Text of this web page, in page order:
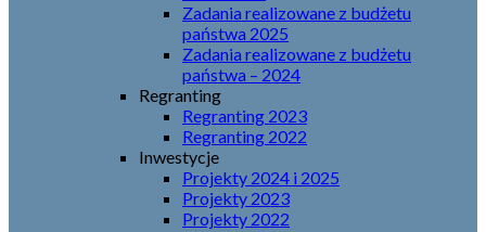
Zadania realizowane z budżetu
państwa 2025
Zadania realizowane z budżetu
państwa – 2024
Regranting
Regranting 2023
Regranting 2022
Inwestycje
Projekty 2024 i 2025
Projekty 2023
Projekty 2022